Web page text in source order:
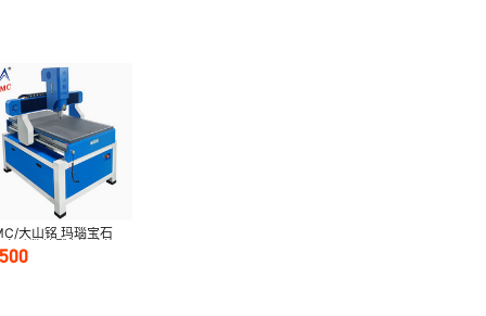
大山铭 玛瑙宝石
动数控雕刻切割机